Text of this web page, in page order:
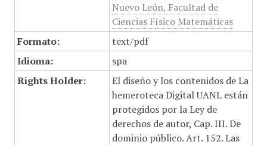
Nuevo León, Facultad de
Ciencias Físico Matemáticas
Formato:
text/pdf
Idioma:
spa
Rights Holder:
El diseño y los contenidos de La
hemeroteca Digital UANL están
protegidos por la Ley de
derechos de autor, Cap. III. De
dominio público. Art. 152. Las